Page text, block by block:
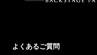
よくあるご質問